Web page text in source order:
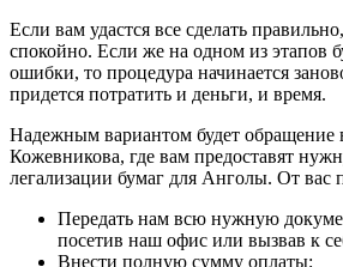
Если вам удастся все сделать
спокойно. Если же на одном из этапов
ошибки, то процедура начинается
придется потратить и деньги, и время.
Надежным вариантом будет обращение
Кожевникова, где вам предоставят
легализации бумаг для Анголы. От вас
Передать нам всю нужную
посетив наш офис или вызвав к
Внести полную сумму оплаты;